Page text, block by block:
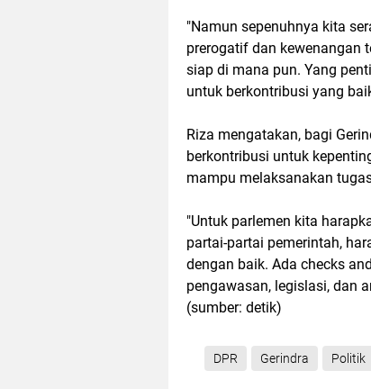
"Namun sepenuhnya kita
prerogatif dan kewenangan
siap di mana pun. Yang
untuk berkontribusi yang
Riza mengatakan, bagi
berkontribusi untuk
mampu melaksanakan
"Untuk parlemen kita
partai-partai pemerintah,
dengan baik. Ada checks
pengawasan, legislasi, dan
(sumber: detik)
DPR Gerindra Politik